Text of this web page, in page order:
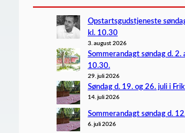
Opstartsgudstjeneste
kl. 10.30
3. august 2026
Sommerandagt søndag d. 2.
10.30.
29. juli 2026
Søndag d. 19. og 26. juli i
14. juli 2026
Sommerandagt søndag d.
6. juli 2026